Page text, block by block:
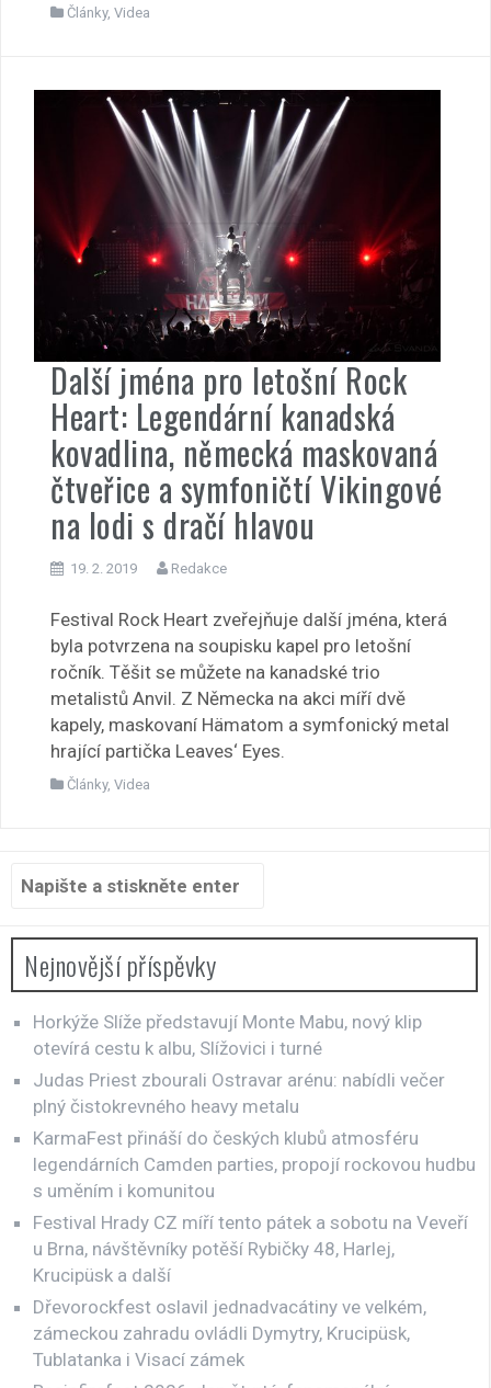
Články, Videa
Další jména pro letošní Rock
Heart: Legendární kanadská
kovadlina, německá maskovaná
čtveřice a symfoničtí Vikingové
na lodi s dračí hlavou
19. 2. 2019 Redakce
Festival Rock Heart zveřejňuje další jména, která
byla potvrzena na soupisku kapel pro letošní
ročník. Těšit se můžete na kanadské trio
metalistů Anvil. Z Německa na akci míří dvě
kapely, maskovaní Hämatom a symfonický metal
hrající partička Leaves‘ Eyes.
Články, Videa
Hledat:
Nejnovější příspěvky
Horkýže Slíže představují Monte Mabu, nový klip
otevírá cestu k albu, Slížovici i turné
Judas Priest zbourali Ostravar arénu: nabídli večer
plný čistokrevného heavy metalu
KarmaFest přináší do českých klubů atmosféru
legendárních Camden parties, propojí rockovou hudbu
s uměním i komunitou
Festival Hrady CZ míří tento pátek a sobotu na Veveří
u Brna, návštěvníky potěší Rybičky 48, Harlej,
Krucipüsk a další
Dřevorockfest oslavil jednadvacátiny ve velkém,
zámeckou zahradu ovládli Dymytry, Krucipüsk,
Tublatanka i Visací zámek